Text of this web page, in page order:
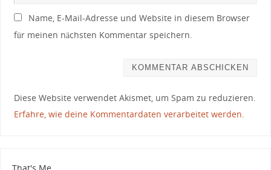
Name, E-Mail-Adresse und Website in diesem Browser
für meinen nächsten Kommentar speichern.
Diese Website verwendet Akismet, um Spam zu reduzieren.
Erfahre, wie deine Kommentardaten verarbeitet werden.